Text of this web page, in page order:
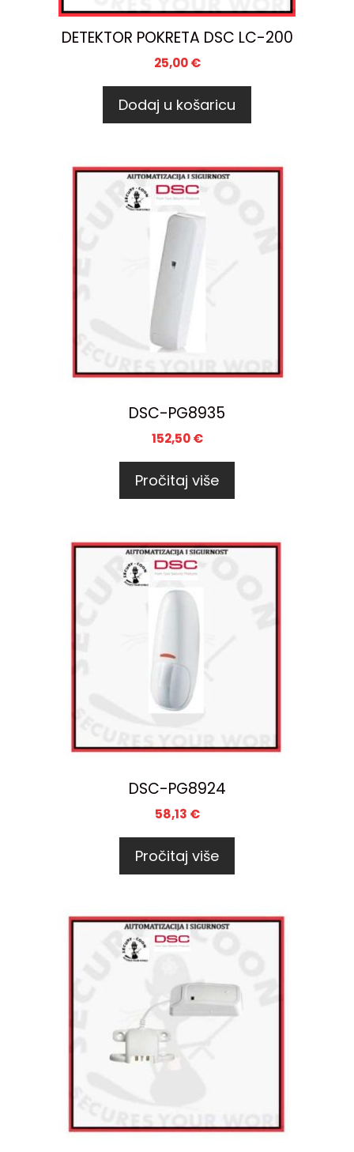
DETEKTOR POKRETA DSC LC-200
25,00€
Dodaj u košaricu
DSC-PG8935
152,50€
Pročitaj više
DSC-PG8924
58,13 €
Pročitaj više